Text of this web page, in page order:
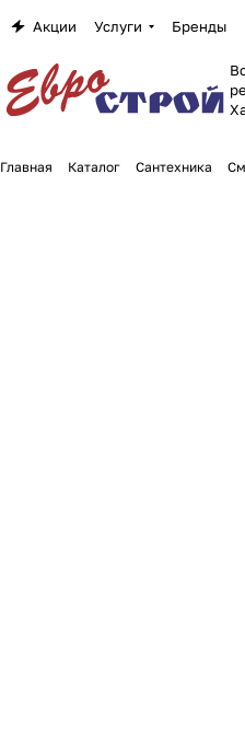
Акции Услуги Бренды
Главная Каталог Сантехника